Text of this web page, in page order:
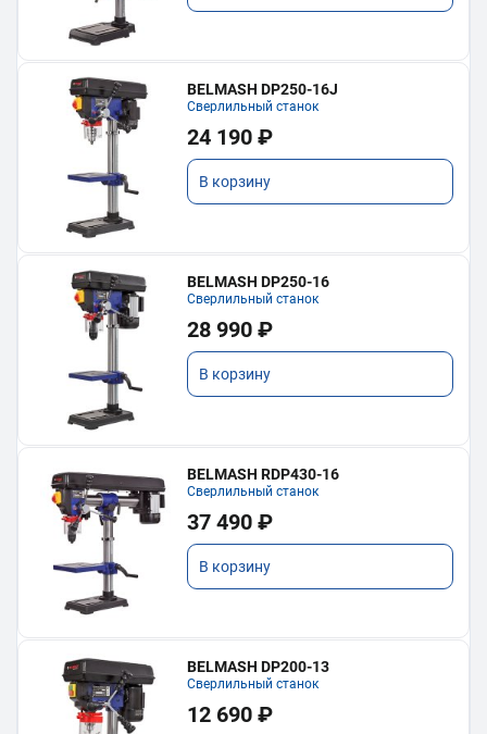
BELMASH DP250-16J
Сверлильный станок
24 190 ₽
В корзину
BELMASH DP250-16
Сверлильный станок
28 990 ₽
В корзину
BELMASH RDP430-16
Сверлильный станок
37 490 ₽
В корзину
BELMASH DP200-13
Сверлильный станок
12 690 ₽